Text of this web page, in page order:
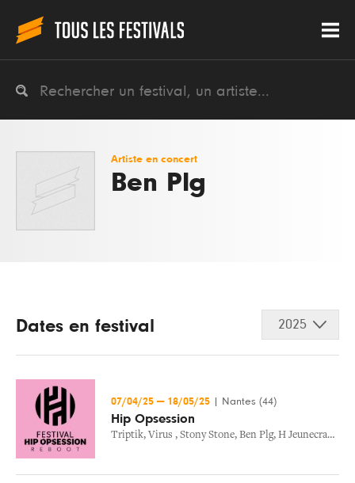
Artiste en concert
Ben Plg
Dates en festival 2025
07/04/25 — 18/05/25 Nantes (44)
Hip Opsession
Triptik, Virus , Stony Stone, Ben Plg, H Jeunecrack